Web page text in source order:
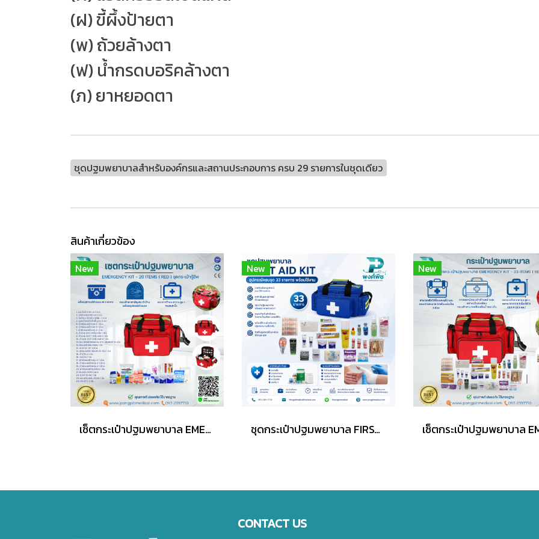
(ฝ) ขี้ผึ้งป้ายตา
(พ) ถ้วยล้างตา
(ฟ) น้ำกรดบอริคล้างตา
(ภ) ยาหยอดตา
ชุดปฐมพยาบาลสำหรับองค์กรและสถานประกอบการ ครบ 29 รายการในชุดเดียว
สินค้าเกี่ยวข้อง
New
เซ็ตกระเป๋าปฐมพยาบาล EMERGENCY KIT - 26 ITEMS ( RED )
New
ชุดกระเป๋าปฐมพยาบาล FIRST AID KIT อุปกรณ์ครบชุด 33 รายการ พร้อมใช้งาน (BLUE)
New
CONTACT US